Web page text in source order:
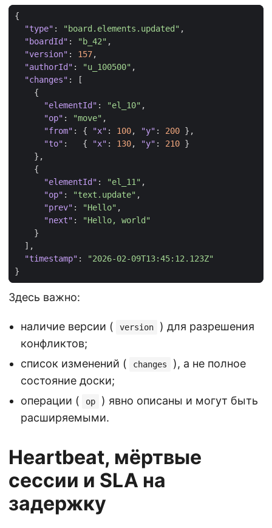
{
"type" : "board.elements.updated" ,
"boardId" : "b_42" ,
"version" : 157,
"authorId" : "u_100500" ,
"changes" :
[
{
"elementId" : "el_10" ,
"op" : "move" ,
"from" : { "x" : 100, "y" : 200 },
"to" : { "x" : 130, "y" : 210 }
},
{
"elementId" : "el_11" ,
"op" : "text.update" ,
"prev" : "Hello" ,
"next" :
"Hello, world"
}
],
"timestamp" :
"2026-02-09T13:45:12.123Z"
}
Здесь важно:
наличие версии ( version
) для разрешения
конфликтов;
список изменений (
changes
), а не полное
состояние доски;
операции (
op
) явно описаны и могут быть
расширяемыми.
Heartbeat, мёртвые
сессии и SLA на
задержку